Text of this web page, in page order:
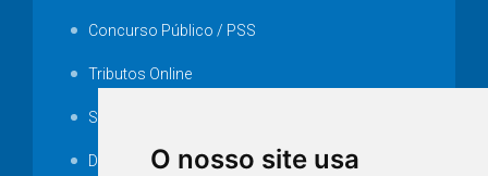
O nosso site usa
Concurso Público / PSS
Tributos Online
Serviços ISS-E
Decretos